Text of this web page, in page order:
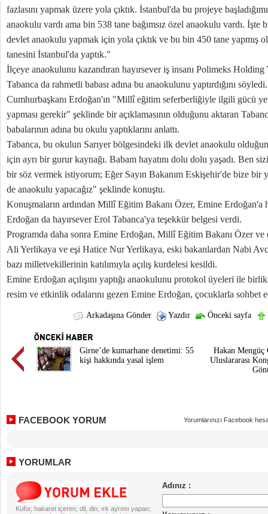
fazlasını yapmak üzere yola çıktık. İstanbul'da bu projeye
anaokulu vardı ama bin 538 tane bağımsız özel anaokulu vardı.
devlet anaokulu yapmak için yola çıktık ve bu bin 450 tane yapmış
tanesini İstanbul'da yaptık."
İlçeye anaokulunu kazandıran hayırsever iş insanı Polimeks
Tabanca da rahmetli babası adına bu anaokulunu yaptırdığını söyledi.
Cumhurbaşkanı Erdoğan'ın "Millî eğitim seferberliğiyle ilgili gücü
yapması gerekir" şeklinde bir açıklamasının olduğunu aktaran
babalarının adına bu okulu yaptıklarını anlattı.
Tabanca, bu okulun Sarıyer bölgesindeki ilk devlet anaokulu
için ayrı bir gurur kaynağı. Babam hayatını dolu dolu yaşadı. Ben
bir söz vermek istiyorum; Eğer Sayın Bakanım Eskişehir'de bize bir
de anaokulu yapacağız" şeklinde konuştu.
Konuşmaların ardından Millî Eğitim Bakanı Özer, Emine Erdoğan'a
Erdoğan da hayırsever Erol Tabanca'ya teşekkür belgesi verdi.
Programda daha sonra Emine Erdoğan, Millî Eğitim Bakanı Özer
Ali Yerlikaya ve eşi Hatice Nur Yerlikaya, eski bakanlardan Nabi
bazı milletvekillerinin katılımıyla açılış kurdelesi kesildi.
Emine Erdoğan açılışını yaptığı anaokulunu protokol üyeleri ile
resim ve etkinlik odalarını gezen Emine Erdoğan, çocuklarla sohbet
Arkadaşına Gönder Yazdır Önceki sayfa
Girne’de kumarhane denetimi: 55
kişi hakkında yasal işlem
Hakan Mengüç
Uluslararası
FACEBOOK YORUM Yorumlarınızı Facebook
YORUMLAR
Küfür, hakaret içeren; dil, din, ırk ayrımı yapan;